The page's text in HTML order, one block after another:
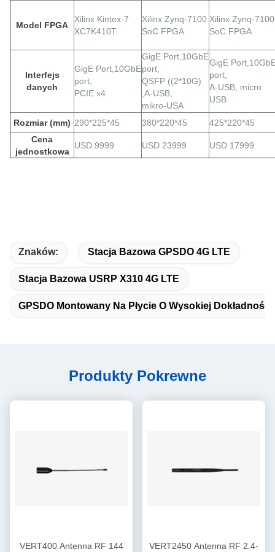
Model FPGA
Xilinx Kintex-7
XC7K410T
Xilinx Zynq-7100
SoC FPGA
Xilinx Zynq-7100
SoC FPGA
Interfejs
danych
GigE Port, 10GbE
port,
PCIE x4
GigE Port, 10GbE
port,
QSFP ((2*10G)
,A-USB,
mikro-USA
GigE Port,
port,
A-USB, micro
USB
Rozmiar (mm) 290*225*45 380*220*45
425*220*45
Cena
jednostkowa
USD 9999 USD 23999 USD 17999
Znaków: Stacja Bazowa GPSDO 4G LTE
Stacja Bazowa USRP X310 4G LTE
GPSDO Montowany Na Płycie O Wysokiej Dokładności
Produkty Pokrewne
VERT400 Antenna RF 144
VERT2450 Antenna RF 2.4-